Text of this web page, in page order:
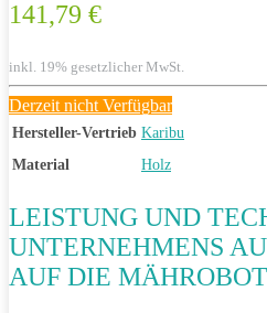
141,79 €
inkl. 19% gesetzlicher MwSt.
Derzeit nicht Verfügbar
Hersteller-Vertrieb Karibu
Material
Holz
LEISTUNG UND
UNTERNEHMENS
AUF DIE